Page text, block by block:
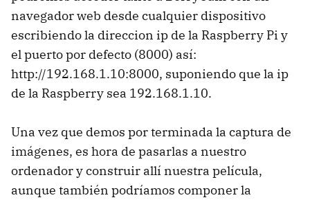
navegador web desde cualquier dispositivo
escribiendo la direccion ip de la Raspberry Pi y
el puerto por defecto (8000) así:
http://192.168.1.10:8000, suponiendo que la ip
de la Raspberry sea 192.168.1.10.
Una vez que demos por terminada la captura de
imágenes, es hora de pasarlas a nuestro
ordenador y construir allí nuestra película,
aunque también podríamos componer la